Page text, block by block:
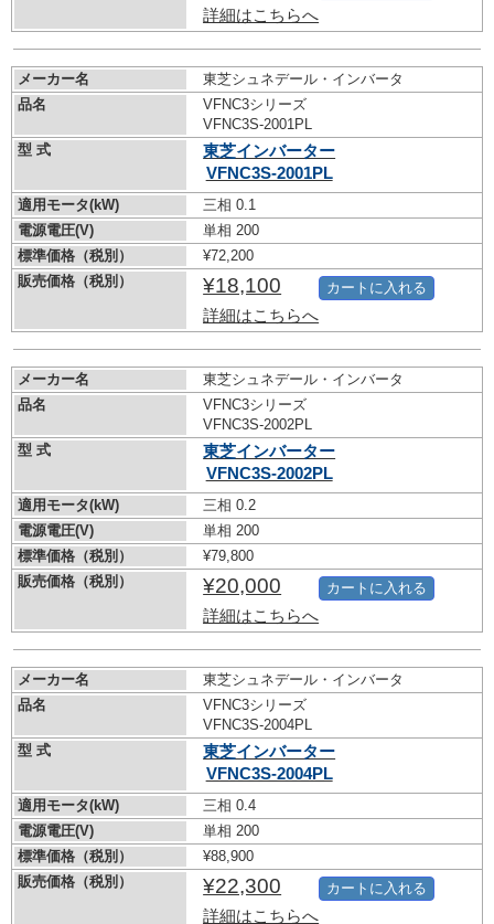
詳細はこちらへ
メーカー名
東芝シュネデール・インバータ
品名
VFNC3シリーズ
VFNC3S-2001PL
型 式
東芝インバーター
VFNC3S-2001PL
適用モータ(kW)
三相 0.1
電源電圧(V)
単相 200
標準価格（税別）
¥72,200
販売価格（税別）
¥18,100
詳細はこちらへ
カートに入れる
メーカー名
東芝シュネデール・インバータ
品名
VFNC3シリーズ
VFNC3S-2002PL
型 式
東芝インバーター
VFNC3S-2002PL
適用モータ(kW)
三相 0.2
電源電圧(V)
単相 200
標準価格（税別）
¥79,800
販売価格（税別）
¥20,000
詳細はこちらへ
カートに入れる
メーカー名
東芝シュネデール・インバータ
品名
VFNC3シリーズ
VFNC3S-2004PL
型 式
東芝インバーター
VFNC3S-2004PL
適用モータ(kW)
三相 0.4
電源電圧(V)
単相 200
標準価格（税別）
¥88,900
販売価格（税別）
¥22,300
詳細はこちらへ
カートに入れる